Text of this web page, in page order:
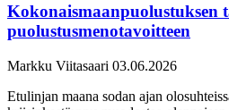
Kokonaismaanpuolustuksen
puolustusmenotavoitteen
Markku Viitasaari 03.06.2026
Etulinjan maana sodan ajan